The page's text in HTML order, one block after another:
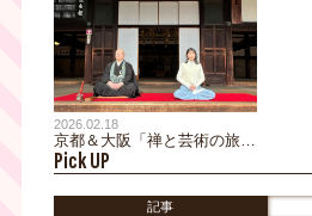
第13回大阪モーターショー】
人気アーティストのライブや
レーシングドライバーのトー
クショーも！
2026.02.18
京都＆大阪「禅と芸術の旅」
で、ヴァイオリニスト松尾依
里佳が、身も心も整える贅沢
な時間を体験！
Pick UP
記事